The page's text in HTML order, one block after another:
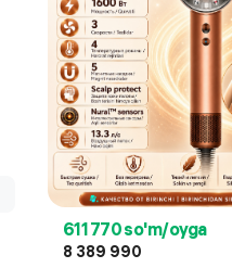
611 770 so'm/oyga
8 389 990